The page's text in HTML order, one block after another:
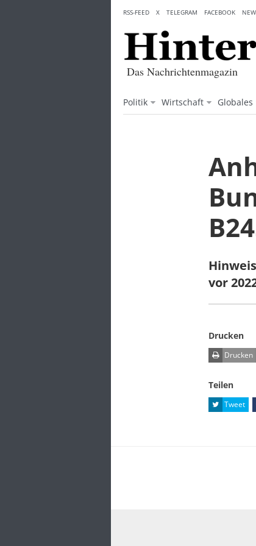
content
Das Nachrichtenmagazin
Politik Wirtschaft Globales
RSS-FEED X TELEGRAM FACEBOOK
vor
Drucken
Drucken
Teilen
Tweet